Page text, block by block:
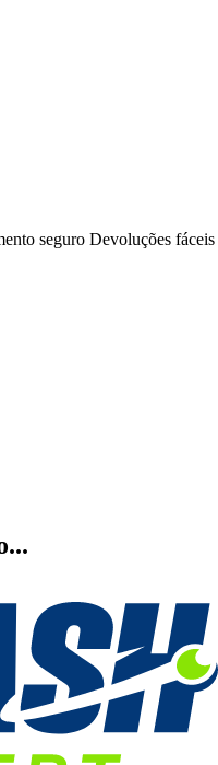
seguro Devoluções fáceis